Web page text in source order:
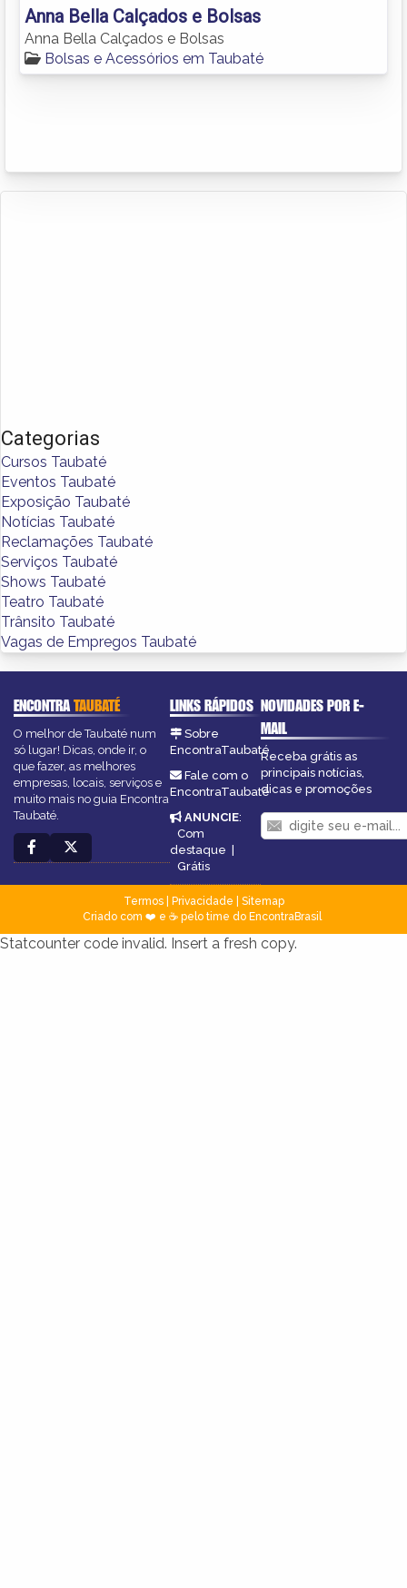
Anna Bella Calçados e Bolsas
Anna Bella Calçados e Bolsas
Bolsas e Acessórios em Taubaté
Categorias
Cursos Taubaté
Eventos Taubaté
Exposição Taubaté
Notícias Taubaté
Reclamações Taubaté
Serviços Taubaté
Shows Taubaté
Teatro Taubaté
Trânsito Taubaté
Vagas de Empregos Taubaté
ENCONTRATAUBATÉ
O melhor de Taubaté num
só lugar! Dicas, onde ir, o
que fazer, as melhores
empresas, locais, serviços e
muito mais no guia Encontra
Taubaté.
LINKS RÁPIDOS
Sobre
EncontraTaubaté
Fale com o
EncontraTaubaté
ANUNCIE:
Com
destaque |
Grátis
NOVIDADES POR E-
MAIL
Receba grátis as
principais notícias,
dicas e promoções
Termos| Privacidade
Sitemap
Criado com ❤️ e ☕ pelo time do EncontraBrasil
Statcounter code invalid. Insert a fresh copy.